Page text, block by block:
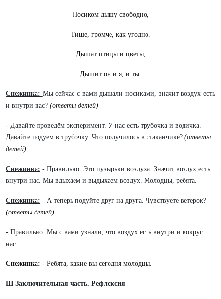
Носиком дышу свободно,
Тише, громче, как угодно.
Дышат птицы и цветы,
Дышит он и я, и ты.
Снежинка: Мы сейчас с вами дышали носиками, значит воздух есть
и внутри нас? (ответы детей)
- Давайте проведём эксперимент. У нас есть трубочка и водичка.
Давайте подуем в трубочку. Что получилось в стаканчике? (ответы
детей)
Снежинка: - Правильно. Это пузырьки воздуха. Значит воздух есть
внутри нас. Мы вдыхаем и выдыхаем воздух. Молодцы, ребята.
Снежинка: - А теперь подуйте друг на друга. Чувствуете ветерок?
(ответы детей)
- Правильно. Мы с вами узнали, что воздух есть внутри и вокруг
нас.
Снежинка: - Ребята, какие вы сегодня молодцы.
Ш Заключительная часть. Рефлексия